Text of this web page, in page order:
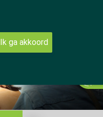
Ik ga akkoord